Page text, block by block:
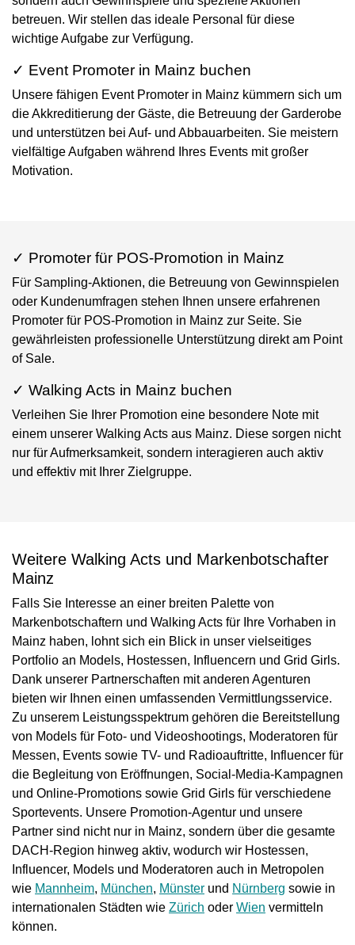
betreuen. Wir stellen das ideale Personal für diese
wichtige Aufgabe zur Verfügung.
✓ Event Promoter in Mainz buchen
Unsere fähigen Event Promoter in Mainz kümmern sich um
die Akkreditierung der Gäste, die Betreuung der Garderobe
und unterstützen bei Auf- und Abbauarbeiten. Sie meistern
vielfältige Aufgaben während Ihres Events mit großer
Motivation.
✓ Promoter für POS-Promotion in Mainz
Für Sampling-Aktionen, die Betreuung von Gewinnspielen
oder Kundenumfragen stehen Ihnen unsere erfahrenen
Promoter für POS-Promotion in Mainz zur Seite. Sie
gewährleisten professionelle Unterstützung direkt am Point
of Sale.
✓ Walking Acts in Mainz buchen
Verleihen Sie Ihrer Promotion eine besondere Note mit
einem unserer Walking Acts aus Mainz. Diese sorgen nicht
nur für Aufmerksamkeit, sondern interagieren auch aktiv
und effektiv mit Ihrer Zielgruppe.
Weitere Walking Acts und Markenbotschafter
Mainz
Falls Sie Interesse an einer breiten Palette von
Markenbotschaftern und Walking Acts für Ihre Vorhaben in
Mainz haben, lohnt sich ein Blick in unser vielseitiges
Portfolio an Models, Hostessen, Influencern und Grid Girls.
Dank unserer Partnerschaften mit anderen Agenturen
bieten wir Ihnen einen umfassenden Vermittlungsservice.
Zu unserem Leistungsspektrum gehören die Bereitstellung
von Models für Foto- und Videoshootings, Moderatoren für
Messen, Events sowie TV- und Radioauftritte, Influencer für
die Begleitung von Eröffnungen, Social-Media-Kampagnen
und Online-Promotions sowie Grid Girls für verschiedene
Sportevents. Unsere Promotion-Agentur und unsere
Partner sind nicht nur in Mainz, sondern über die gesamte
DACH-Region hinweg aktiv, wodurch wir Hostessen,
Influencer, Models und Moderatoren auch in Metropolen
wie Mannheim, München, Münster und Nürnberg sowie in
internationalen Städten wie Zürich oder Wien vermitteln
können.